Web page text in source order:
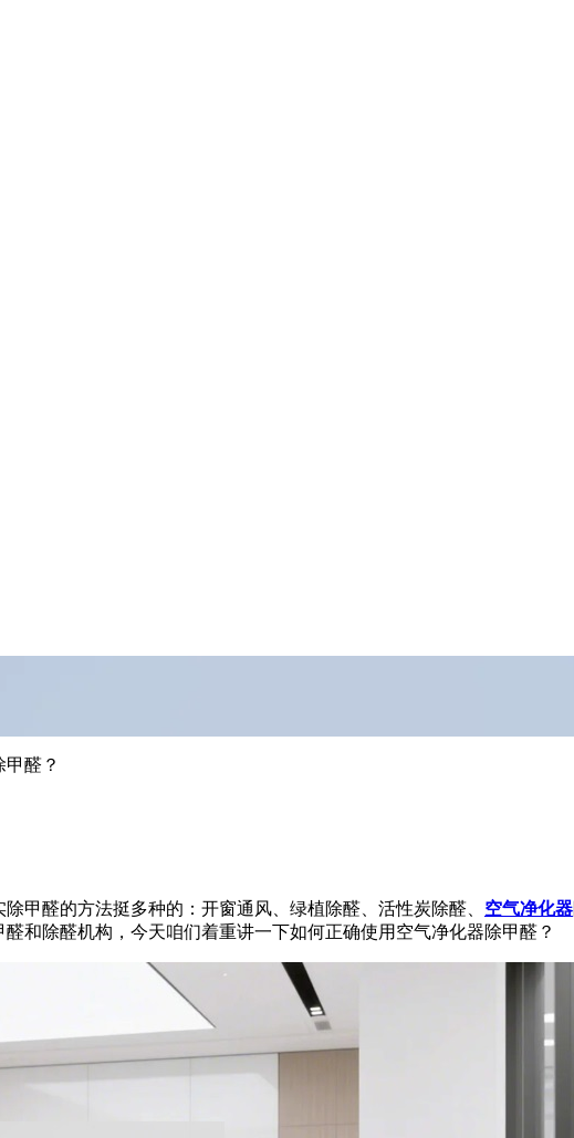
醛？
甲醛的方法挺多种的：开窗通风、绿植除醛、活性炭除醛、 空气净化器
和除醛机构，今天咱们着重讲一下如何正确使用空气净化器除甲醛？